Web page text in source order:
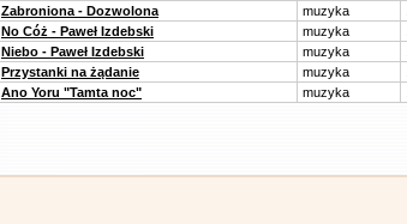
Zabroniona - Dozwolona
muzyka
No Cóż - Paweł Izdebski
muzyka
Niebo - Paweł Izdebski
muzyka
Przystanki na żądanie
muzyka
Ano Yoru "Tamta noc"
muzyka